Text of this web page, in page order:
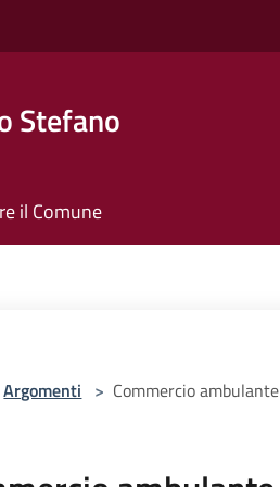
Stefano
il Comune
Argomenti > Commercio ambulante